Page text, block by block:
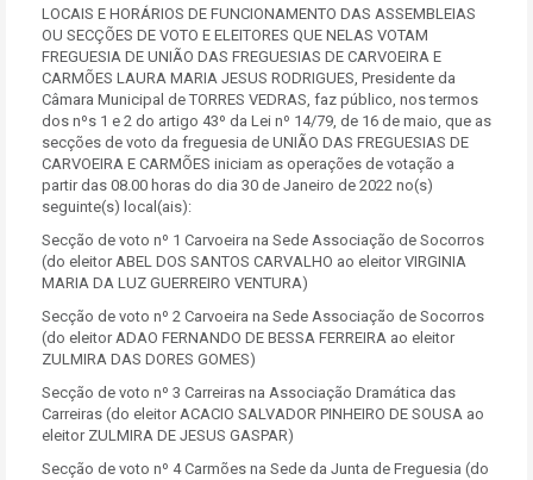
LOCAIS E HORÁRIOS DE FUNCIONAMENTO DAS ASSEMBLEIAS
OU SECÇÕES DE VOTO E ELEITORES QUE NELAS VOTAM
FREGUESIA DE UNIÃO DAS FREGUESIAS DE CARVOEIRA E
CARMÕES LAURA MARIA JESUS RODRIGUES, Presidente da
Câmara Municipal de TORRES VEDRAS, faz público, nos termos
dos nºs 1 e 2 do artigo 43º da Lei nº 14/79, de 16 de maio, que as
secções de voto da freguesia de UNIÃO DAS FREGUESIAS DE
CARVOEIRA E CARMÕES iniciam as operações de votação a
partir das 08.00 horas do dia 30 de Janeiro de 2022 no(s)
seguinte(s) local(ais):
Secção de voto nº 1 Carvoeira na Sede Associação de Socorros
(do eleitor ABEL DOS SANTOS CARVALHO ao eleitor VIRGINIA
MARIA DA LUZ GUERREIRO VENTURA)
Secção de voto nº 2 Carvoeira na Sede Associação de Socorros
(do eleitor ADAO FERNANDO DE BESSA FERREIRA ao eleitor
ZULMIRA DAS DORES GOMES)
Secção de voto nº 3 Carreiras na Associação Dramática das
Carreiras (do eleitor ACACIO SALVADOR PINHEIRO DE SOUSA ao
eleitor ZULMIRA DE JESUS GASPAR)
Secção de voto nº 4 Carmões na Sede da Junta de Freguesia (do